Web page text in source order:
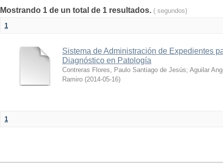
Mostrando 1 de un total de 1 resultados. ( segundos)
1
Sistema de Administración de Expedientes
Diagnóstico en Patología
Contreras Flores, Paulo Santiago de Jesús; Aguilar
Ramiro (2014-05-16)
1